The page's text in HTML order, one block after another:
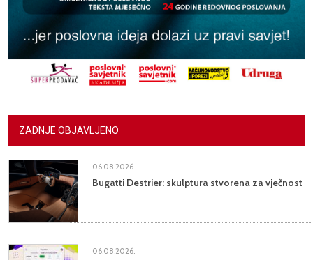
ZADNJE OBJAVLJENO
06.08.2026.
Bugatti Destrier: skulptura stvorena za vječnost
06.08.2026.